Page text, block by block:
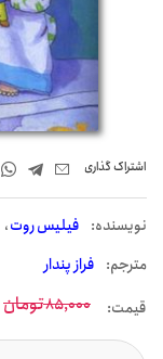
اشتراک‌ گذاری
نويسنده: فیلیس روت
مترجم: فراز پندار
قیمت: 85,000تومان